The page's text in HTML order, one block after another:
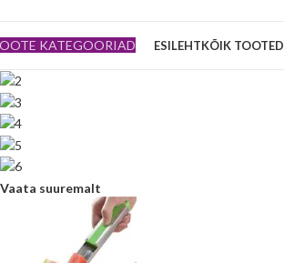
KATEGOORIAD ESILEHTKÕIK TOOTED
Vaata suuremalt